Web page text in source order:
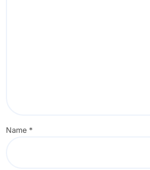
Name *